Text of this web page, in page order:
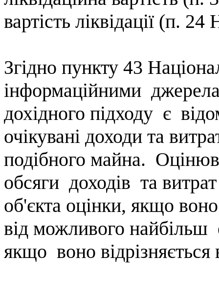
вартість ліквідації (п.
Згідно пункту 43
інформаційними
дохідного підходу є
очікувані доходи та
подібного майна.
обсяги доходів та
об'єкта оцінки, якщо
від можливого найбільш
якщо воно